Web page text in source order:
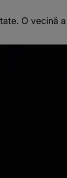
O vecină